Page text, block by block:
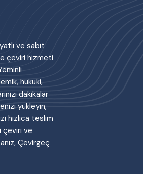
ve sabit
çeviri hizmeti
hukuki,
dakikalar
yükleyin,
hızlıca teslim
çeviri ve
Çevirgeç